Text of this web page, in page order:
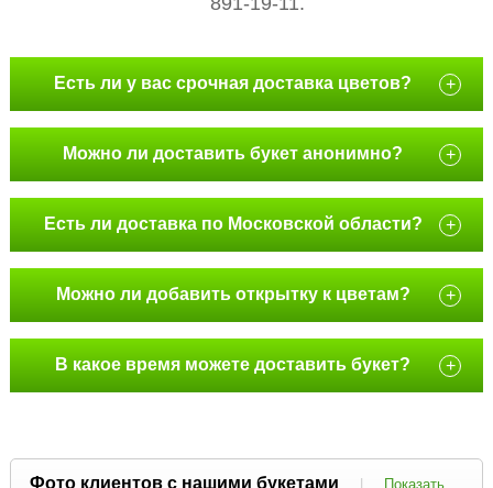
Есть ли у вас срочная доставка цветов? +
Можно ли доставить букет анонимно? +
Есть ли доставка по Московской области? +
Можно ли добавить открытку к цветам? +
В какое время можете доставить букет? +
Фото клиентов с нашими букетами |
Показать